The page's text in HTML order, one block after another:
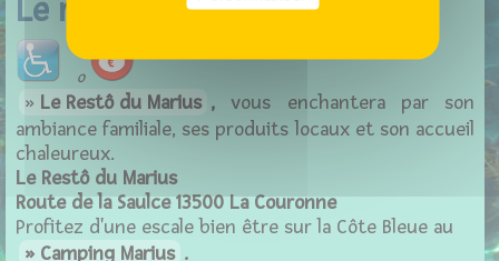
Le resto du Marius
o
Le Restô du Marius ,vous enchantera par son
ambiance familiale, ses produits locaux et son accueil
chaleureux.
Le Restô du Marius
Route de la Saulce13500 La Couronne
Profitez d'une escale bien être sur la Côte Bleue au
Camping Marius .